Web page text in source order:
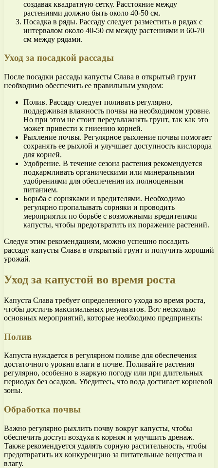
создавая квадратную сетку. Расстояние между
растениями должно быть около 40-50 см.
Посадка в ряды. Рассаду следует разместить в рядах с
интервалом около 40-50 см между растениями и 60-70
см между рядами.
Уход за посадкой рассады
После посадки рассады капусты Слава в открытый грунт
необходимо обеспечить ее правильным уходом:
Полив. Рассаду следует поливать регулярно,
поддерживая влажность почвы на необходимом уровне.
Но при этом не стоит переувлажнять грунт, так как это
может привести к гниению корней.
Рыхление почвы. Регулярное рыхление почвы помогает
сохранять ее рыхлой и улучшает доступность кислорода
для корней.
Удобрение. В течение сезона растения рекомендуется
подкармливать органическими или минеральными
удобрениями для обеспечения их полноценным
питанием.
Борьба с сорняками и вредителями. Необходимо
регулярно пропалывать сорняки и проводить
мероприятия по борьбе с возможными вредителями
капусты, чтобы предотвратить их поражение растений.
Следуя этим рекомендациям, можно успешно посадить
рассаду капусты Слава в открытый грунт и получить хороший
урожай.
Уход за капустой во время роста
Капуста Слава требует определенного ухода во время роста,
чтобы достичь максимальных результатов. Вот несколько
основных мероприятий, которые необходимо предпринять:
Полив
Капуста нуждается в регулярном поливе для обеспечения
достаточного уровня влаги в почве. Поливайте растения
регулярно, особенно в жаркую погоду или при длительных
периодах без осадков. Убедитесь, что вода достигает корневой
зоны.
Обработка почвы
Важно регулярно рыхлить почву вокруг капусты, чтобы
обеспечить доступ воздуха к корням и улучшить дренаж.
Также рекомендуется удалять сорную растительность, чтобы
предотвратить их конкуренцию за питательные вещества и
влагу.